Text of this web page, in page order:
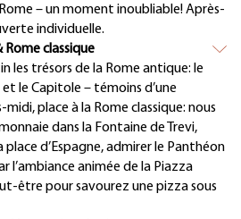
– un moment inoubliable! Après-
individuelle.
classique
les trésors de la Rome antique: le
le Capitole – témoins d’une
midi, place à la Rome classique: nous
dans la Fontaine de Trevi,
d’Espagne, admirer le Panthéon
l’ambiance animée de la Piazza
être pour savourez une pizza sous